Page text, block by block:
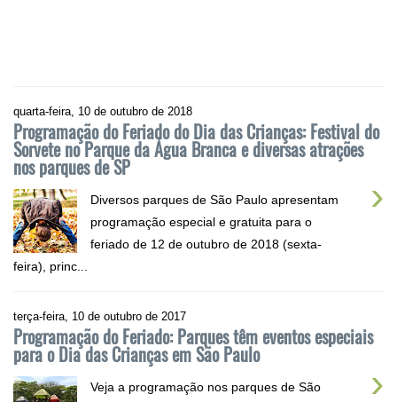
quarta-feira, 10 de outubro de 2018
Programação do Feriado do Dia das Crianças: Festival do
Sorvete no Parque da Água Branca e diversas atrações
nos parques de SP
›
Diversos parques de São Paulo apresentam
programação especial e gratuita para o
feriado de 12 de outubro de 2018 (sexta-
feira), princ...
terça-feira, 10 de outubro de 2017
Programação do Feriado: Parques têm eventos especiais
para o Dia das Crianças em São Paulo
›
Veja a programação nos parques de São